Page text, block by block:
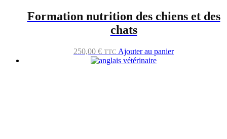
Formation nutrition des chiens et des
chats
250,00 € TTC Ajouter au panier